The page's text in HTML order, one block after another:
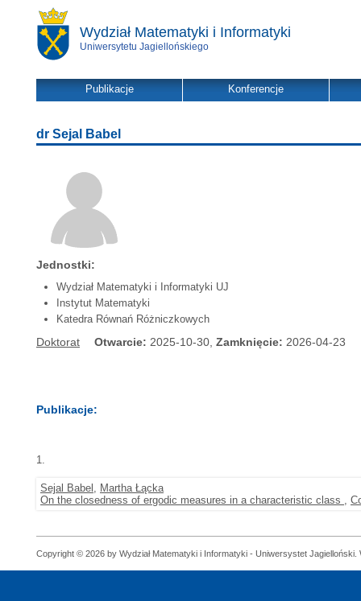
Wydział Matematyki i Informatyki
Uniwersytetu Jagiellońskiego
Publikacje Konferencje
dr Sejal Babel
Jednostki:
Wydział Matematyki i Informatyki UJ
Instytut Matematyki
Katedra Równań Różniczkowych
Doktorat Otwarcie: 2025-10-30, Zamknięcie: 2026-04-23
Publikacje:
1.
Sejal Babel , Martha Łącka
On the closedness of ergodic measures in a characteristic class ,
Copyright © 2026 by Wydział Matematyki i Informatyki - Uniwersystet